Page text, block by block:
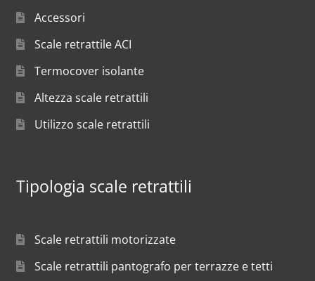
Accessori
Scale retrattile ACI
Termocover isolante
Altezza scale retrattili
Utilizzo scale retrattili
Tipologia scale retrattili
Scale retrattili motorizzate
Scale retrattili pantografo per terrazze e tetti